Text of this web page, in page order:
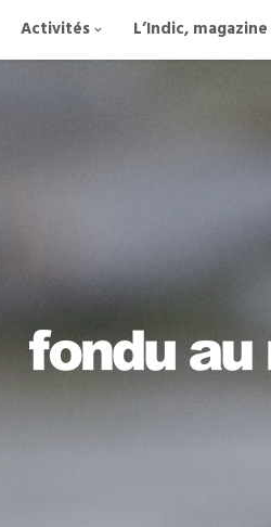
Activités L’Indic,